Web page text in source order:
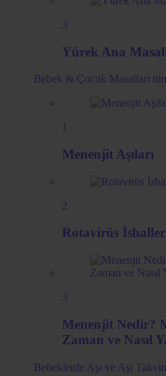
3
Yürek Ana
Bebek & Çocuk Masalları
1
Menenjit Aşıları
2
Rotavirüs
3
Menenjit Nedir?
Zaman ve Nasıl
Bebeklerde Aşı ve Aşı